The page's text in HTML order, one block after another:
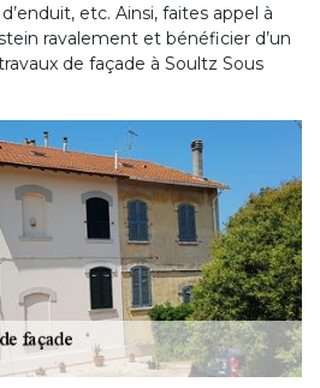
etc. Ainsi, faites appel à
ravalement et bénéficier d’un
de façade à Soultz Sous